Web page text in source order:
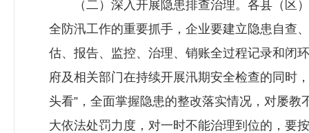
（二）深入开展隐患排查治理。各县（区）
全防汛工作的重要抓手，企业要建立隐患自查
估、报告、监控、治理、销账全过程记录和闭
府及相关部门在持续开展汛期安全检查的同时
头看”，全面掌握隐患的整改落实情况，对屡
大依法处罚力度，对一时不能治理到位的，要